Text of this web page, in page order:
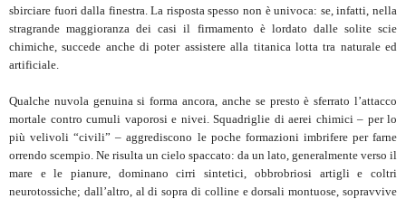
sbirciare fuori dalla finestra. La risposta spesso non è univoca: se, infatti, nella
stragrande maggioranza dei casi il firmamento è lordato dalle solite scie
chimiche, succede anche di poter assistere alla titanica lotta tra naturale ed
artificiale.
Qualche nuvola genuina si forma ancora, anche se presto è sferrato l’attacco
mortale contro cumuli vaporosi e nivei. Squadriglie di aerei chimici – per lo
più velivoli “civili” – aggrediscono le poche formazioni imbrifere per farne
orrendo scempio. Ne risulta un cielo spaccato: da un lato, generalmente verso il
mare e le pianure, dominano cirri sintetici, obbrobriosi artigli e coltri
neurotossiche; dall’altro, al di sopra di colline e dorsali montuose, sopravvive